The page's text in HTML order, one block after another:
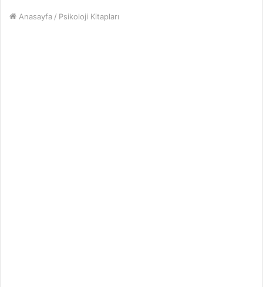
Anasayfa / Psikoloji Kitapları